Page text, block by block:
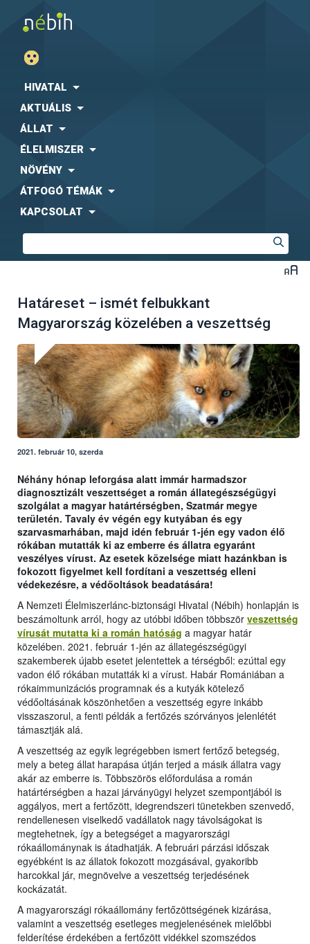
HIVATAL
AKTUÁLIS
ÁLLAT
ÉLELMISZER
NÖVÉNY
ÁTFOGÓ TÉMÁK
KAPCSOLAT
Határeset – ismét felbukkant
Magyarország közelében a veszettség
2021. február 10, szerda
Néhány hónap leforgása alatt immár harmadszor
diagnosztizált veszettséget a román állategészségügyi
szolgálat a magyar határtérségben, Szatmár megye
területén. Tavaly év végén egy kutyában és egy
szarvasmarhában, majd idén február 1-jén egy vadon élő
rókában mutatták ki az emberre és állatra egyaránt
veszélyes vírust. Az esetek közelsége miatt hazánkban is
fokozott figyelmet kell fordítani a veszettség elleni
védekezésre, a védőoltások beadatására!
A Nemzeti Élelmiszerlánc-biztonsági Hivatal (Nébih) honlapján is
beszámoltunk arról, hogy az utóbbi időben többször veszettség
vírusát mutatta ki a román hatóság a magyar határ
közelében. 2021. február 1-jén az állategészségügyi
szakemberek újabb esetet jelentettek a térségből: ezúttal egy
vadon élő rókában mutatták ki a vírust. Habár Romániában a
rókaimmunizációs programnak és a kutyák kötelező
védőoltásának köszönhetően a veszettség egyre inkább
visszaszorul, a fenti példák a fertőzés szórványos jelenlétét
támasztják alá.
A veszettség az egyik legrégebben ismert fertőző betegség,
mely a beteg állat harapása útján terjed a másik állatra vagy
akár az emberre is. Többszörös előfordulása a román
határtérségben a hazai járványügyi helyzet szempontjából is
aggályos, mert a fertőzött, idegrendszeri tünetekben szenvedő,
rendellenesen viselkedő vadállatok nagy távolságokat is
megtehetnek, így a betegséget a magyarországi
rókaállománynak is átadhatják. A februári párzási időszak
egyébként is az állatok fokozott mozgásával, gyakoribb
harcokkal jár, megnövelve a veszettség terjedésének
kockázatát.
A magyarországi rókaállomány fertőzöttségének kizárása,
valamint a veszettség esetleges megjelenésének mielőbbi
felderítése érdekében a fertőzött vidékkel szomszédos